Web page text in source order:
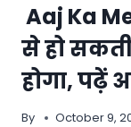
करें
दान-
पुण्य
Aaj Ka
से हो
होगा, पढ़ें
By October 9,